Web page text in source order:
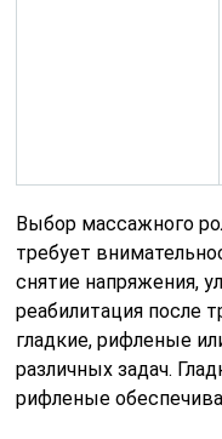
Выбор массажного
требует
снятие напряжения,
реабилитация после
гладкие, рифленые
различных задач.
рифленые